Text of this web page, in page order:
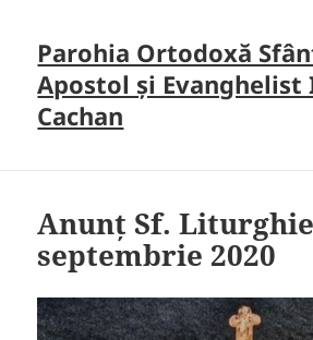
Parohia Ortodoxă
Apostol și Evanghelist
Cachan
Anunț Sf.
septembrie 2020